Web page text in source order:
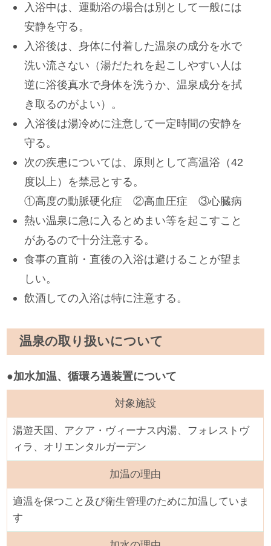
入浴中は、運動浴の場合は別として一般には
安静を守る。
入浴後は、身体に付着した温泉の成分を水で
洗い流さない（湯だたれを起こしやすい人は
逆に浴後真水で身体を洗うか、温泉成分を拭
き取るのがよい）。
入浴後は湯冷めに注意して一定時間の安静を
守る。
次の疾患については、原則として高温浴（42
度以上）を禁忌とする。
①高度の動脈硬化症 ②高血圧症 ③心臓病
熱い温泉に急に入るとめまい等を起こすこと
があるので十分注意する。
食事の直前・直後の入浴は避けることが望ま
しい。
飲酒しての入浴は特に注意する。
温泉の取り扱いについて
●加水加温、循環ろ過装置について
対象施設
湯遊天国、アクア・ヴィーナス内湯、フォレストヴ
ィラ、オリエンタルガーデン
加温の理由
適温を保つこと及び衛生管理のために加温していま
す